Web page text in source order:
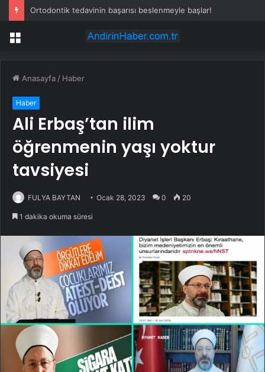
Ortodontik tedavinin başarısı beslenmeyle başlar!
Menü
Anasayfa / Haber
Haber
Ali Erbaş’tan ilim
öğrenmenin yaşı yoktur
tavsiyesi
FULYA BAYTAN Ocak 28, 2023 0 20
1 dakika okuma süresi